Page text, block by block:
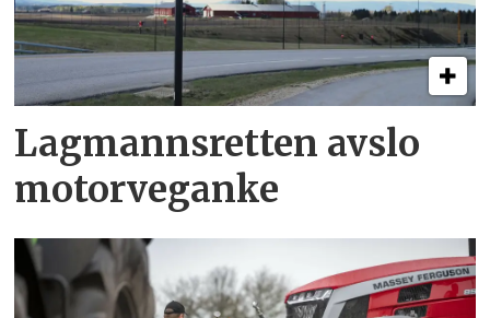
Lagmannsretten avslo
motorveganke